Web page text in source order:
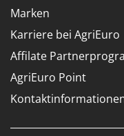
Marken
Karriere bei AgriEuro
Affilate
AgriEuro Point